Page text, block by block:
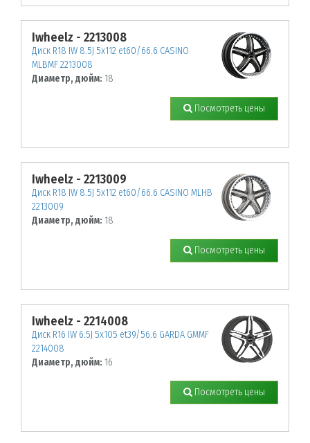
Iwheelz - 2213008
Диск R18 IW 8.5J 5х112 et60/66.6 CASINO
MLBMF 2213008
Диаметр, дюйм: 18
Посмотреть цены
Iwheelz - 2213009
Диск R18 IW 8.5J 5х112 et60/66.6 CASINO MLHB
2213009
Диаметр, дюйм: 18
Посмотреть цены
Iwheelz - 2214008
Диск R16 IW 6.5J 5х105 et39/56.6 GARDA GMMF
2214008
Диаметр, дюйм: 16
Посмотреть цены